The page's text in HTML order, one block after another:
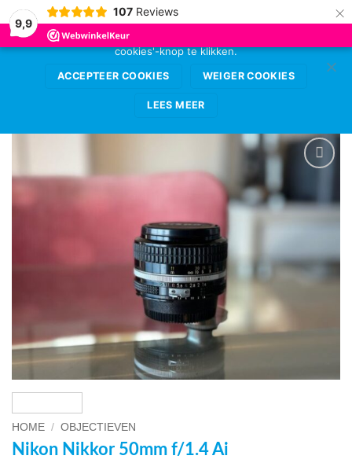
9,9
107 Reviews ×
0
VOEG TOE
AAN
HOME / OBJECTIEVEN
Nikon Nikkor 50mm f/1.4 Ai
Deze website gebruikt cookies voor de beste
gebruikerservaring. Sta deze toe door op de 'accepteer
cookies'-knop te klikken.
ACCEPTEER COOKIES WEIGER COOKIES
LEES MEER